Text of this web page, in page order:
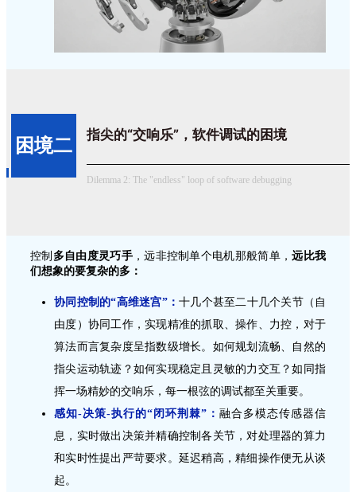
困境二
指尖的“交响乐”，软件调试的困境
Dilemma 2: The "endless" loop of software debugging
控制 多自由度灵巧手，远非控制单个电机那般简单，远比我
们想象的要复杂的多：
协同控制的“高维迷宫”： 十几个甚至二十几个关节（自
由度）协同工作，实现精准的抓取、操作、力控，对于
算法而言复杂度呈指数级增长。 如何规划流畅、自然的
指尖运动轨迹？如何实现稳定且灵敏的力交互？如同指
挥一场精妙的交响乐，每一根弦的调试都至关重要。
感知-决策-执行的“闭环荆棘”： 融合多模态传感器信
息，实时做出决策并精确控制各关节，对处理器的算力
和实时性提出严苛要求。延迟稍高，精细操作便无从谈
起。